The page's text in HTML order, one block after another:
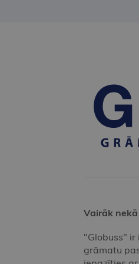
Vairāk
"Globuss"
grāmatu